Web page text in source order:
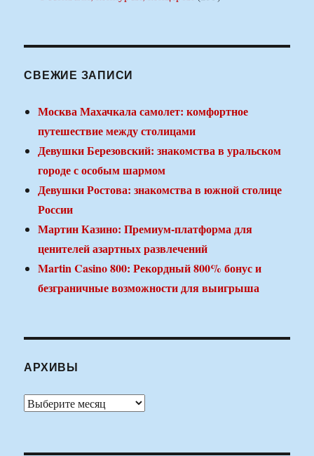
СВЕЖИЕ ЗАПИСИ
Москва Махачкала самолет: комфортное
путешествие между столицами
Девушки Березовский: знакомства в уральском
городе с особым шармом
Девушки Ростова: знакомства в южной столице
России
Мартин Казино: Премиум-платформа для
ценителей азартных развлечений
Martin Casino 800: Рекордный 800% бонус и
безграничные возможности для выигрыша
АРХИВЫ
Архивы